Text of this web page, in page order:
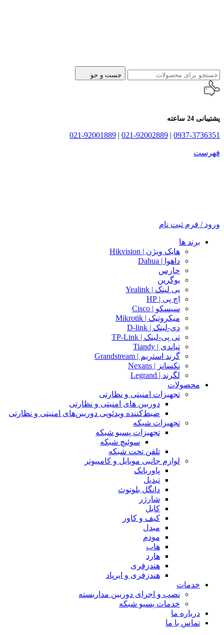
جست و جو
پشتیبانی 24 ساعته
0937-3736351
|
021-92002889
|
021-92001889
فهرست
ورود / فرم ثبت نام
برند ها
هایک ویژن | Hikvision
داهوا | Dahua
حارس
یوگرین
یی لینک | Yealink
اچ پی | HP
سیسکو | Cisco
میکروتیک | Mikrotik
دی-لینک | D-link
تی پی-لینک | TP-Link
تیاندی | Tiandy
گرند استریم | Grandstream
نکسانز | Nexans
لگرند | Legrand
محصولات
تجهیزات امنیتی و نظارتی
دوربین های امنیتی و نظارتی
ضبط‌کننده ویدئویی دوربین‌های امنیتی و نظارتی
تجهیزات شبکه
تجهیزات پسیو شبکه
سوئیچ‌ شبکه
تلفن تحت شبکه
لوازم جانبی موبایل و کامپیوتر
پاوربانک
تبدیل
دانگل بلوتوث
شارژر
کابل
کیف و کاور
مبدل
مودم
هاب
هارد
هندزفری
هندزفری و ایرپاد
خدمات
نصب و اجرای دوربین مداربسته
خدمات پسیو شبکه
درباره ما
تماس با ما